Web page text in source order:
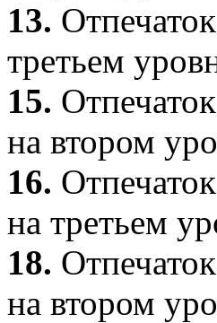
13.
третьем
15.
на втором
16.
на третьем
18.
на втором